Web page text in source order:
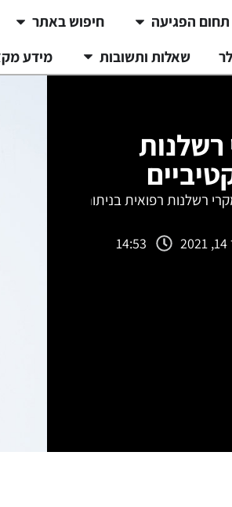
תחום הפגיעה חיפוש באתר
שאלות ותשובות מידע
רשלנות
רשלנות רפואית בניתוחים
14:53